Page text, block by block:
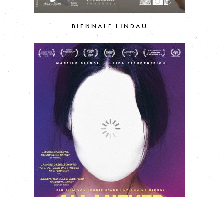
BIENNALE LINDAU